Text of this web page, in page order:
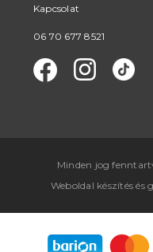
Kapcsolat
06 70 677 8521
Minden jog
Weboldal készítés és